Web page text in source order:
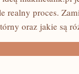
realny proces.
oraz jakie są